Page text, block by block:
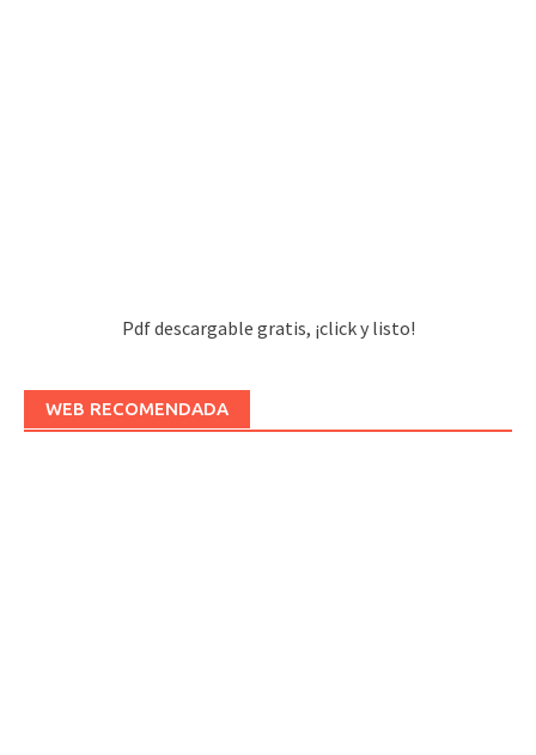
Pdf descargable gratis, ¡click y listo!
WEB RECOMENDADA